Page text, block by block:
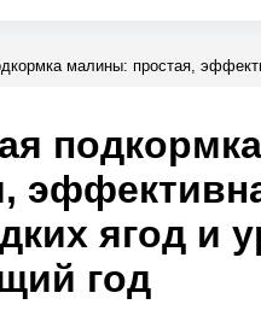
малины: простая,
ягод и
год